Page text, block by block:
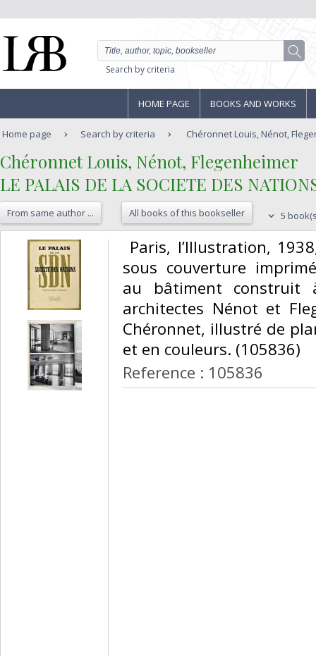
Search by criteria
HOME PAGE BOOKS AND WORKS
Home page Search by criteria Chéronnet Louis, Nénot,
‎Chéronnet Louis, Nénot, Flegenheimer‎
‎LE PALAIS DE LA SOCIETE DES
From same author ... All books of this bookseller 5
Paris, l’Illustration,
sous couverture
au bâtiment
architectes Nénot et
Chéronnet, illustré de
et en couleurs. (105836) ‎
Reference : 105836